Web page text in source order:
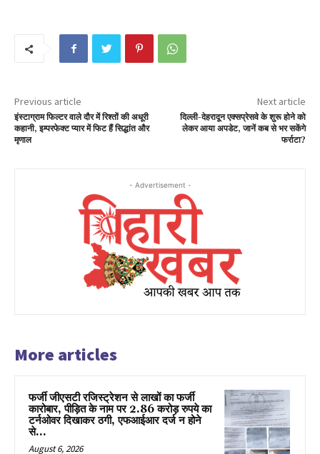
Previous article
इंस्टाग्राम फिल्टर वाले दौर में रिश्तों की अधूरी
कहानी, इम्परफेक्ट प्यार में फिट हैं सिद्धांत और
मृणाल
Next article
दिल्ली-देहरादून एक्सप्रेसवे के शुरू होने को
लेकर आया अपडेट, जानें कब से भर सकेंगे
फर्राटा?
- Advertisement -
More articles
फर्जी जीएसटी रजिस्ट्रेशन से लाखों का फर्जी
कारोबार, पीड़ित के नाम पर 2.86 करोड़ रुपये का
टर्नओवर दिखाकर ठगी, एफआईआर दर्ज न होने
से...
August 6, 2026